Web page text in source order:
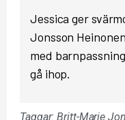
Jessica ger
Jonsson
med
gå ihop.
Taggar:Britt-Marie